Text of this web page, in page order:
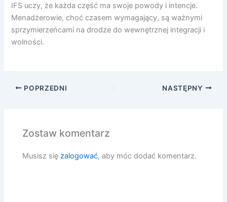
IFS uczy, że każda część ma swoje powody i intencje.
Menadżerowie, choć czasem wymagający, są ważnymi
sprzymierzeńcami na drodze do wewnętrznej integracji i
wolności.
POPRZEDNI NASTĘPNY
Zostaw komentarz
Musisz sięzalogować, aby móc dodać komentarz.